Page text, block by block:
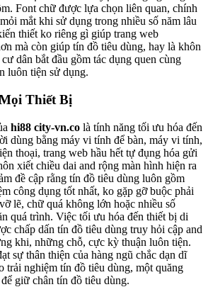
Font chữ được lựa chọn liên quan, chính
mắt khi sử dụng trong nhiều số năm lâu
thiết ko riêng gì giúp trang web
mà còn giúp tín đồ tiêu dùng, hay là khôn
dân bắt đầu gồm tác dụng quen cùng
luôn tiện sử dụng.
Thiết Bị
hi88 city-vn.co là tính năng tối ưu hóa đến
dùng bằng máy vi tính để bàn, máy vi tính,
thoại, trang web hầu hết tự đụng hóa gửi
xiết chiều dai and rộng màn hình hiện ra
đề cập rằng tín đồ tiêu dùng luôn gồm
công dụng tốt nhất, ko gặp gỡ buộc phải
lẽ, chữ quá không lớn hoặc nhiều số
quá trình. Việc tối ưu hóa đến thiết bị di
chấp dấn tín đồ tiêu dùng truy hỏi cập and
khi, những chỗ, cực kỳ thuận luôn tiện.
sự thân thiện của hàng ngũ chắc dạn dĩ
trải nghiệm tín đồ tiêu dùng, một quăng
giữ chân tín đồ tiêu dùng.